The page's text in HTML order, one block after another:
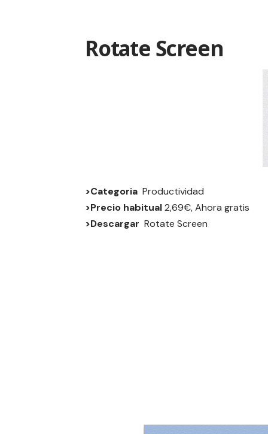
Rotate Screen
>Categoria Productividad
>Precio habitual2,69€, Ahora gratis
>Descargar Rotate Screen